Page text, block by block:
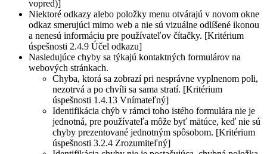
vopred)]
Niektoré odkazy alebo položky menu otvárajú v novom okne
odkaz smerujúci mimo web a nie sú vizuálne odlíšené ikonou
a nenesú informáciu pre používateľov čítačky. [Kritérium
úspešnosti 2.4.9 Účel odkazu]
Nasledujúce chyby sa týkajú kontaktných formulárov na
webových stránkach.
Chyba, ktorá sa zobrazí pri nesprávne vyplnenom poli,
nezotrvá a po chvíli sa sama stratí. [Kritérium
úspešnosti 1.4.13 Vnímateľný]
Identifikácia chýb v rámci toho istého formulára nie je
jednotná, pre používateľa môže byť mätúce, keď nie sú
chyby prezentované jednotným spôsobom. [Kritérium
úspešnosti 3.2.4 Zrozumiteľný]